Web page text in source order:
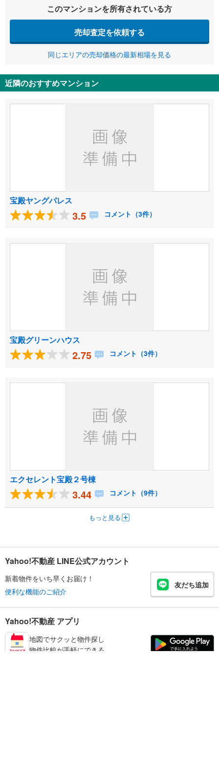
このマンションを所有されている方
売却査定を依頼する
同じエリアの売却価格の最新相場を見る
近隣のおすすめマンション
宝殿ヤングパレス
3.5 コメント（3件）
宝殿グリーンハウス
2.75 コメント（3件）
エクセレント宝殿２号棟
3.44 コメント（9件）
もっと見る
Yahoo!不動産 LINE公式アカウント
新着物件をいち早くお届け！
便利な機能のご紹介
友だち追加
Yahoo!不動産 アプリ
地図でサクッと物件探し
物件比較が手軽にできる